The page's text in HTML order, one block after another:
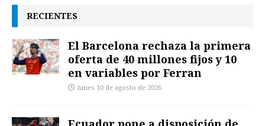
RECIENTES
El Barcelona rechaza la primera
oferta de 40 millones fijos y 10
en variables por Ferran
lunes 10 de agosto de 2026